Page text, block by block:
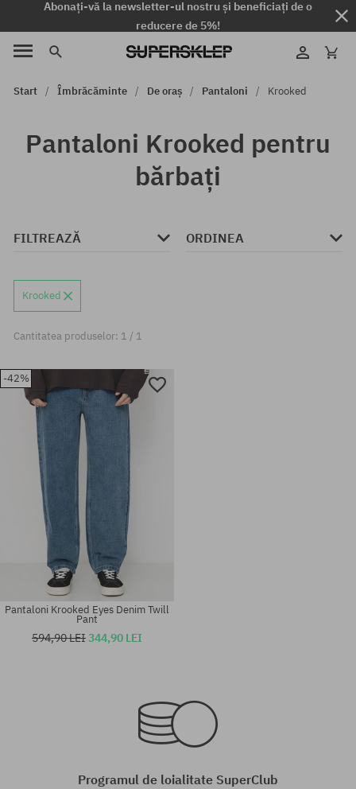
Abonați-vă la newsletter-ul nostru și beneficiați de o
reducere de 5%!
Start Îmbrăcăminte De oraș Pantaloni Krooked
Pantaloni Krooked pentru
bărbați
FILTREAZĂ ORDINEA
Krooked
Cantitatea produselor: 1 / 1
-42%
Pantaloni Krooked Eyes Denim Twill
Pant
594,90 LEI344,90 LEI
Programul de loialitate SuperClub